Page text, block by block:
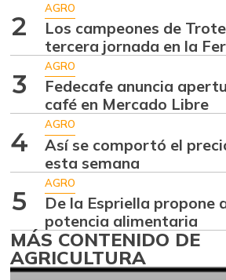
2
AGRO
Los campeones de
tercera jornada en la
3
AGRO
Fedecafe anuncia
café en Mercado Libre
4
AGRO
Así se comportó el
esta semana
5
AGRO
De la Espriella propone
potencia alimentaria
MÁS CONTENIDO DE
AGRICULTURA